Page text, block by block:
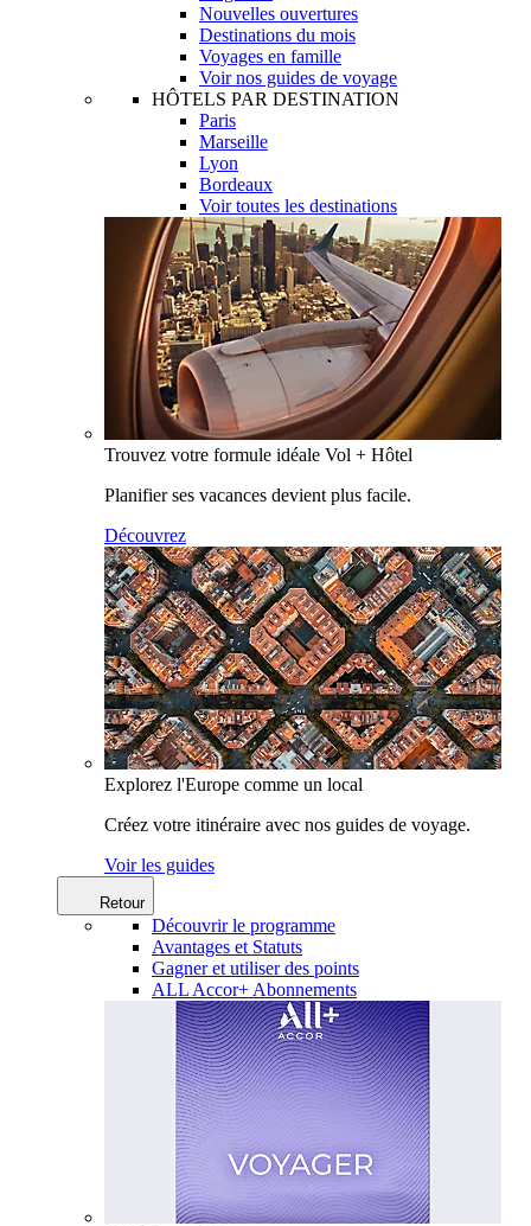
Nouvelles ouvertures
Destinations du mois
Voyages en famille
Voir nos guides de voyage
HÔTELS PAR DESTINATION
Paris
Marseille
Lyon
Bordeaux
Voir toutes les destinations
Trouvez votre formule idéale Vol + Hôtel
Planifier ses vacances devient plus facile.
Découvrez
Explorez l'Europe comme un local
Créez votre itinéraire avec nos guides de voyage.
Voir les guides
Retour
Découvrir le programme
Avantages et Statuts
Gagner et utiliser des points
ALL Accor+ Abonnements